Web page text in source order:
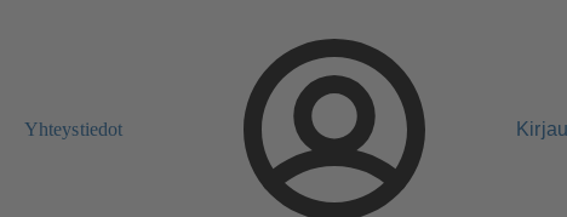
Yhteystiedot